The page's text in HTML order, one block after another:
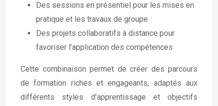
Des sessions en présentiel pour les mises en
pratique et les travaux de groupe
Des projets collaboratifs à distance pour
favoriser l’application des compétences
Cette combinaison permet de créer des parcours
de formation riches et engageants, adaptés aux
différents styles d’apprentissage et objectifs